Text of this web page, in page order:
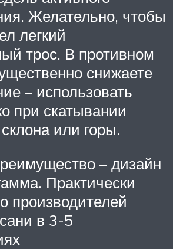
Желательно, чтобы
легкий
трос. В противном
снижаете
– использовать
при скатывании
или горы.
– дизайн
Практически
производителей
в 3-5